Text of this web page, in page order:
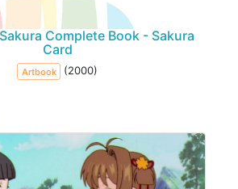
Complete Book - Sakura
Card
Artbook (2000)